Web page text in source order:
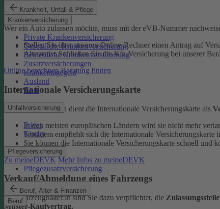
Krankheit, Unfall & Pflege
Krankenversicherung
Private Krankenversicherung
Gesetzliche Krankenversicherung
Betriebliche Krankenversicherung
Zusatzversicherungen
Krankentagegeld
Ausland
Tiere
Unfallversicherung
Privat
Kinder
Pflegeversicherung
Pflegezusatzversicherung
Beruf, Alter & Finanzen
Beruf
eVB-Nummer
Wer ein Auto zulassen möchte, muss mit der eVB-Nummer
Stellen Sie über unseren Online-Rechner einen Antrag auf
Alternativ: Schließen Sie die Kfz-​Versicherung bei unserer
Online berechnen Beratung finden
Internationale Versicherungskarte
Bei Auslandsfahrten dient die Internationale Versicherungskarte als
In den meisten europäischen Ländern wird sie nicht mehr
Trotzdem empfiehlt sich die Internationale
Sie können die Internationale Versicherungskarte schnell und
Zu meineDEVK Mehr Infos zu meineDEVK
Verkauf/Abmeldung eines Fahrzeugs
Als Fahrzeughalter:in sind Sie dazu verpflichtet, die
Muster-Kaufvertrag.